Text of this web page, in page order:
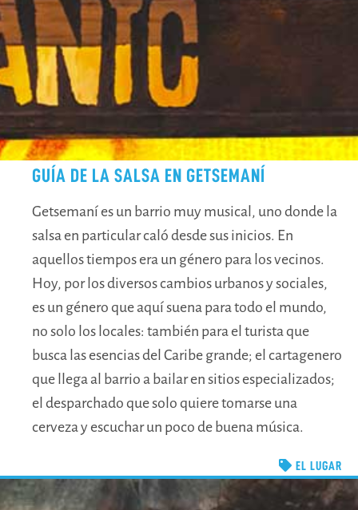
GUÍA DE LA SALSA EN GETSEMANÍ
Getsemaní es un barrio muy musical, uno donde la
salsa en particular caló desde sus inicios. En
aquellos tiempos era un género para los vecinos.
Hoy, por los diversos cambios urbanos y sociales,
es un género que aquí suena para todo el mundo,
no solo los locales: también para el turista que
busca las esencias del Caribe grande; el cartagenero
que llega al barrio a bailar en sitios especializados;
el desparchado que solo quiere tomarse una
cerveza y escuchar un poco de buena música.
EL LUGAR